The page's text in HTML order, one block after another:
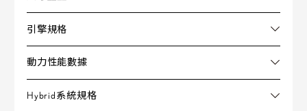
引擎規格
動力性能數據
Hybrid系統規格